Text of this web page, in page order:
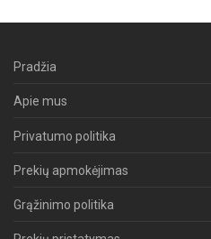
Pradžia
Apie mus
Privatumo politika
Prekių apmokėjimas
Grąžinimo politika